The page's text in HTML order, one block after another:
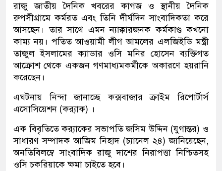
রাজু জাতীয় দৈনিক খবরের কাগজ ও স্থানীয় দৈনিক
রুপসীগ্রামে কর্মরত এবং তিনি দীর্ঘদিন সাংবাদিকতা করে
আসছেন। তার সাথে এমন ন্যাক্কারজনক কর্মকাণ্ড কখনো
কাম্য নয়। পতিত আওয়ামী লীগ আমলের এলজিইডি মন্ত্রী
তাজুল ইসলামের ক্যাডার ওসি মনির হোসেন ব্যক্তিগত
আক্রোশ থেকে একজন গণমাধ্যমকর্মীকে অকারণে হয়রানি
করেছেন।
এঘটনায় নিন্দা জানাচ্ছে কক্সবাজার ক্রাইম রিপোর্টার্স
এসোসিয়েশন (ক্র‍্যাক) ।
এক বিবৃতিতে ক্র‍্যাকের সভাপতি জসিম উদ্দিন (যুগান্তর) ও
সাধারণ সম্পাদক আজিম নিহাদ (চ্যানেল ২৪) জানিয়েছেন,
অনতিবিলম্বে সাংবাদিক রাজু দাশের নিরাপত্তা নিশ্চিতসহ
ওসি চকরিয়াকে ক্ষমা চাইতে হবে।